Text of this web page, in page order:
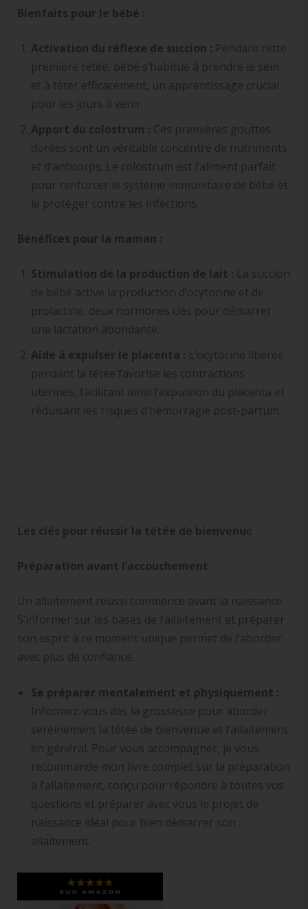
Bienfaits pour le bébé :
Activation du réflexe de succion : Pendant cette
première tétée, bébé s’habitue à prendre le sein
et à téter efficacement, un apprentissage crucial
pour les jours à venir.
Apport du colostrum : Ces premières gouttes
dorées sont un véritable concentré de nutriments
et d’anticorps. Le colostrum est l’aliment parfait
pour renforcer le système immunitaire de bébé et
le protéger contre les infections.
Bénéfices pour la maman :
Stimulation de la production de lait : La succion
de bébé active la production d’ocytocine et de
prolactine, deux hormones clés pour démarrer
une lactation abondante.
Aide à expulser le placenta : L’ocytocine libérée
pendant la tétée favorise les contractions
utérines, facilitant ainsi l’expulsion du placenta et
réduisant les risques d’hémorragie post-partum.
Les clés pour réussir la tétée de bienvenue
Préparation avant l’accouchement
Un allaitement réussi commence avant la naissance.
S’informer sur les bases de l’allaitement et préparer
son esprit à ce moment unique permet de l’aborder
avec plus de confiance.
Se préparer mentalement et physiquement :
Informez-vous dès la grossesse pour aborder
sereinement la tétée de bienvenue et l’allaitement
en général. Pour vous accompagner, je vous
recommande mon livre complet sur la préparation
à l’allaitement, conçu pour répondre à toutes vos
questions et préparer avec vous le projet de
naissance idéal pour bien démarrer son
allaitement.